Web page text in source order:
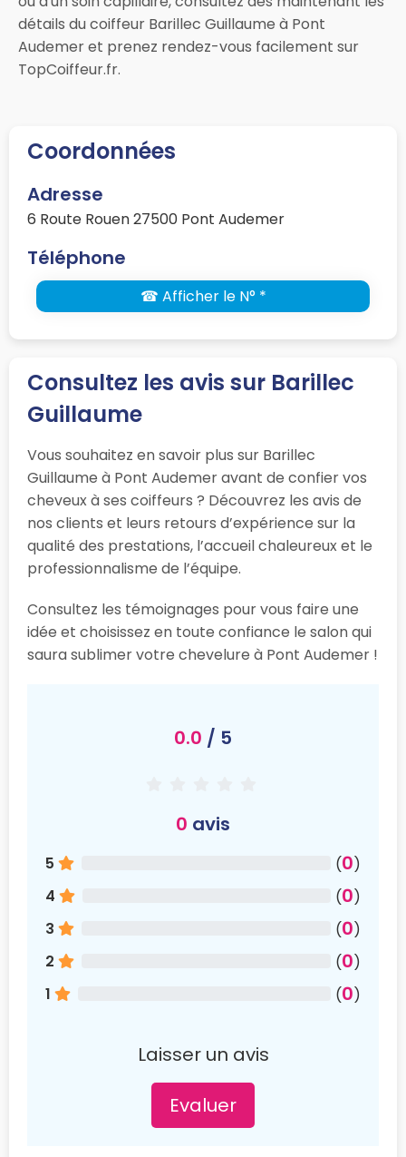
détails du coiffeur Barillec Guillaume à Pont
Audemer et prenez rendez-vous facilement sur
TopCoiffeur.fr.
Coordonnées
Adresse
6 Route Rouen 27500 Pont Audemer
Téléphone
☎ Afficher le N° *
Consultez les avis sur Barillec
Guillaume
Vous souhaitez en savoir plus sur Barillec
Guillaume à Pont Audemer avant de confier vos
cheveux à ses coiffeurs ? Découvrez les avis de
nos clients et leurs retours d’expérience sur la
qualité des prestations, l’accueil chaleureux et le
professionnalisme de l’équipe.
Consultez les témoignages pour vous faire une
idée et choisissez en toute confiance le salon qui
saura sublimer votre chevelure à Pont Audemer !
0.0 / 5
0 avis
5 (0)
4
(0)
3
(0)
2
(0)
1
(0)
Laisser un avis
Evaluer